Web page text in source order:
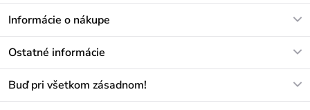
info@vuch.sk
Informácie o nákupe
Materiály a údržba
Ostatné informácie
Buď pri všetkom zásadnom!